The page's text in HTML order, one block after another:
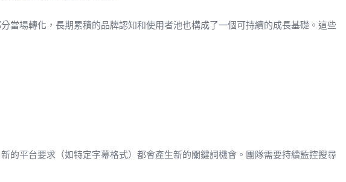
當場轉化，長期累積的品牌認知和使用者池也構成了一個可持續的成長基礎。這些
的平台要求（如特定字幕格式）都會產生新的關鍵詞機會。團隊需要持續監控搜尋